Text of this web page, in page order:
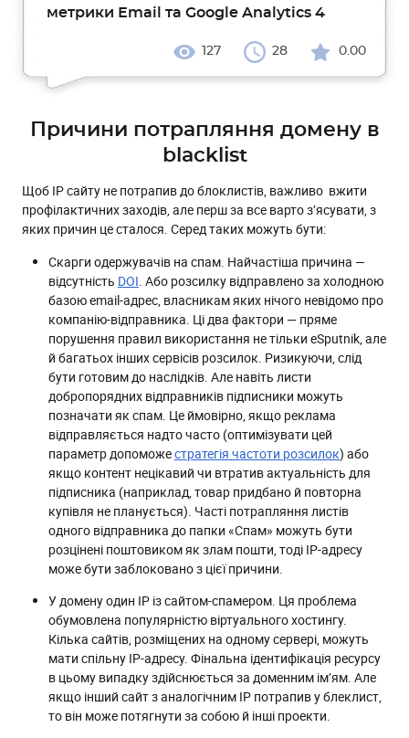
метрики Email та Google Analytics 4
127 28 0.00
Причини потрапляння домену в
blacklist
Щоб IP сайту не потрапив до блоклистів, важливо вжити
профілактичних заходів, але перш за все варто з’ясувати, з
яких причин це сталося. Серед таких можуть бути:
Скарги одержувачів на спам. Найчастіша причина —
відсутність DOI. Або розсилку відправлено за холодною
базою email-адрес, власникам яких нічого невідомо про
компанію-відправника. Ці два фактори — пряме
порушення правил використання не тільки eSputnik, але
й багатьох інших сервісів розсилок. Ризикуючи, слід
бути готовим до наслідків. Але навіть листи
добропорядних відправників підписники можуть
позначати як спам. Це ймовірно, якщо реклама
відправляється надто часто (оптимізувати цей
параметр допоможестратегія частоти розсилок) або
якщо контент нецікавий чи втратив актуальність для
підписника (наприклад, товар придбано й повторна
купівля не планується). Часті потрапляння листів
одного відправника до папки «Спам» можуть бути
розцінені поштовиком як злам пошти, тоді IP-адресу
може бути заблоковано з цієї причини.
У домену один IP із сайтом-спамером. Ця проблема
обумовлена ​​популярністю віртуального хостингу.
Кілька сайтів, розміщених на одному сервері, можуть
мати спільну IP-адресу. Фінальна ідентифікація ресурсу
в цьому випадку здійснюється за доменним ім’ям. Але
якщо інший сайт з аналогічним IP потрапив у блеклист,
то він може потягнути за собою й інші проекти.